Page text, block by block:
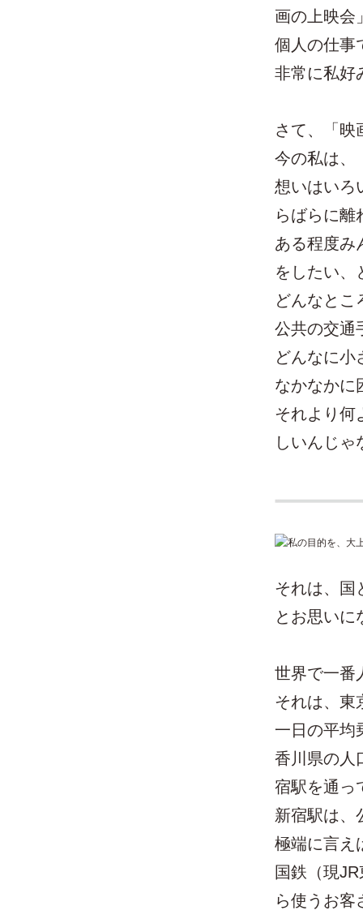
画の上映会
個人の仕事
非常に私好
さて、「映
今の私は、
想いはいろ
らばらに離
ある程度み
をしたい、
どんなとこ
公共の交通
どんなに小
なかなかに
それより何
しいんじゃ
それは、国
とお思いに
世界で一番
それは、東
一日の平均
香川県の人
宿駅を通っ
新宿駅は、
極端に言え
国鉄（現
ら使うお客